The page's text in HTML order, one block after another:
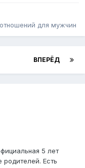
для мужчин
ВПЕРЁД
5 лет
Есть